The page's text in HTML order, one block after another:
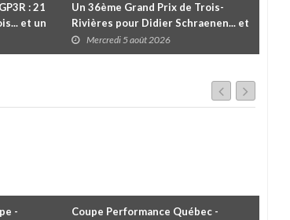
: 21
et un
Un 36ème Grand Prix de Trois-
Rivières pour Didier Schraenen... et
une première en Challenge Canada
Mercredi 5 août 2026
-
Coupe Performance Québec -